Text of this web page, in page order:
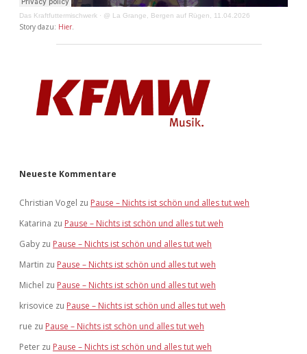
Das Kraftfuttermischwerk · @ La Grange, Bergen auf Rügen, 11.04.2026
Story dazu: Hier
Neueste Kommentare
Christian Vogel zu Pause – Nichts ist schön und alles tut weh
Katarina zu Pause – Nichts ist schön und alles tut weh
Gaby zu Pause – Nichts ist schön und alles tut weh
Martin zu Pause – Nichts ist schön und alles tut weh
Michel zu Pause – Nichts ist schön und alles tut weh
krisovice zu Pause – Nichts ist schön und alles tut weh
rue zu Pause – Nichts ist schön und alles tut weh
Peter zu Pause – Nichts ist schön und alles tut weh